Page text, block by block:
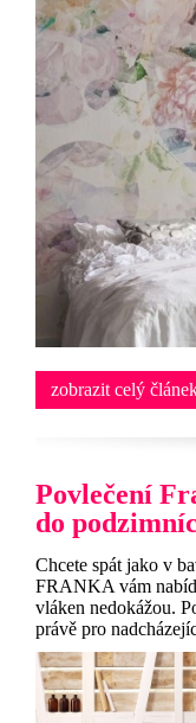
zobrazit celý
Povlečení
do
Chcete spát jako v
FRANKA vám
vláken nedokážou.
právě pro